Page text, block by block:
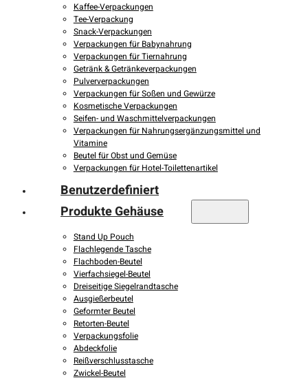
Kaffee-Verpackungen
Tee-Verpackung
Snack-Verpackungen
Verpackungen für Babynahrung
Verpackungen für Tiernahrung
Getränk & Getränkeverpackungen
Pulververpackungen
Verpackungen für Soßen und Gewürze
Kosmetische Verpackungen
Seifen- und Waschmittelverpackungen
Verpackungen für Nahrungsergänzungsmittel und
Vitamine
Beutel für Obst und Gemüse
Verpackungen für Hotel-Toilettenartikel
Benutzerdefiniert
Produkte Gehäuse
Stand Up Pouch
Flachlegende Tasche
Flachboden-Beutel
Vierfachsiegel-Beutel
Dreiseitige Siegelrandtasche
Ausgießerbeutel
Geformter Beutel
Retorten-Beutel
Verpackungsfolie
Abdeckfolie
Reißverschlusstasche
Zwickel-Beutel